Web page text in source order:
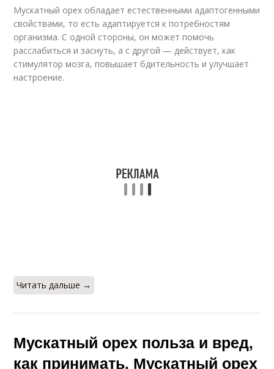
Мускатный орех обладает естественными адаптогенными
свойствами, то есть адаптируется к потребностям
организма. С одной стороны, он может помочь
расслабиться и заснуть, а с другой — действует, как
стимулятор мозга, повышает бдительность и улучшает
настроение.
Читать дальше →
Мускатный орех польза и вред,
как принимать. Мускатный орех